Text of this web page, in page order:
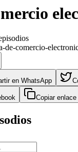
de-comercio-
en WhatsApp
Copiar enlace